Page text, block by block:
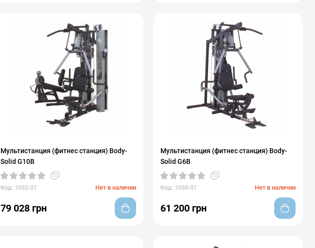
Мультистанция (фитнес станция) Body-
Solid G10B
Код: 1032-01 Нет в наличии
79 028 грн
Мультистанция (фитнес станция) Body-
Solid G6B
Код: 1038-01 Нет в наличии
61 200 грн